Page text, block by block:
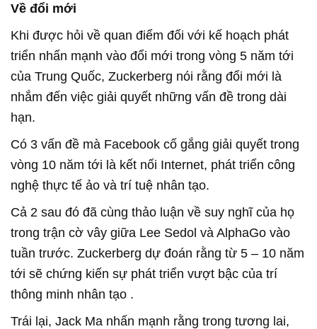
Về đổi mới
Khi được hỏi về quan điểm đối với kế hoạch phát
triển nhấn mạnh vào đổi mới trong vòng 5 năm tới
của Trung Quốc, Zuckerberg nói rằng đổi mới là
nhắm đến việc giải quyết những vấn đề trong dài
hạn.
Có 3 vấn đề mà Facebook cố gắng giải quyết trong
vòng 10 năm tới là kết nối Internet, phát triển công
nghệ thực tế ảo và trí tuệ nhân tạo.
Cả 2 sau đó đã cùng thảo luận về suy nghĩ của họ
trong trận cờ vây giữa Lee Sedol và AlphaGo vào
tuần trước. Zuckerberg dự đoán rằng từ 5 – 10 năm
tới sẽ chứng kiến sự phát triển vượt bậc của trí
thông minh nhân tạo .
Trái lại, Jack Ma nhấn mạnh rằng trong tương lai,